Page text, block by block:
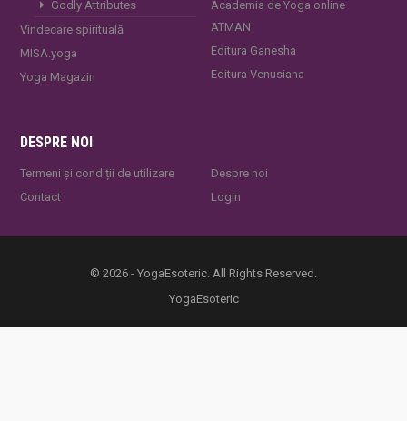
Godly Attributes
Vindecare spirituală
MISA.yoga
Yoga Magazin
Academia de Yoga online
ATMAN
Editura Ganesha
Editura Venusiana
DESPRE NOI
Termeni și condiții de utilizare
Contact
Despre noi
Login
© 2026 - YogaEsoteric. All Rights Reserved.
YogaEsoteric